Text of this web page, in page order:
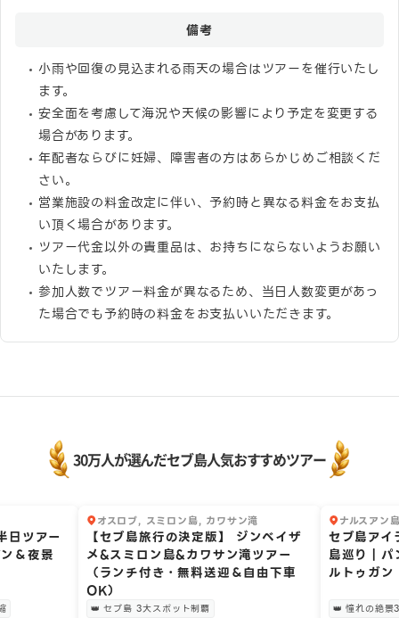
備考
小雨や回復の見込まれる雨天の場合はツアーを催行いたし
ます。
安全面を考慮して海況や天候の影響により予定を変更する
場合があります。
年配者ならびに妊婦、障害者の方はあらかじめご相談くだ
さい。
営業施設の料金改定に伴い、予約時と異なる料金をお支払
い頂く場合があります。
ツアー代金以外の貴重品は、お持ちにならないようお願い
いたします。
参加人数でツアー料金が異なるため、当日人数変更があっ
た場合でも予約時の料金をお支払いいただきます。
30万人が選んだセブ島人気おすすめツアー
日ツアー
＆夜景
1
オスロブ, スミロン島, カワサン滝
【セブ島旅行の決定版】 ジンベイザ
メ&スミロン島&カワサン滝ツアー
（ランチ付き・無料送迎＆自由下車
OK）
👑 セブ島 3大スポット制覇
2
ナルスアン
セブ島アイ
島巡り｜パ
ルトゥガ
👑 憧れの絶景